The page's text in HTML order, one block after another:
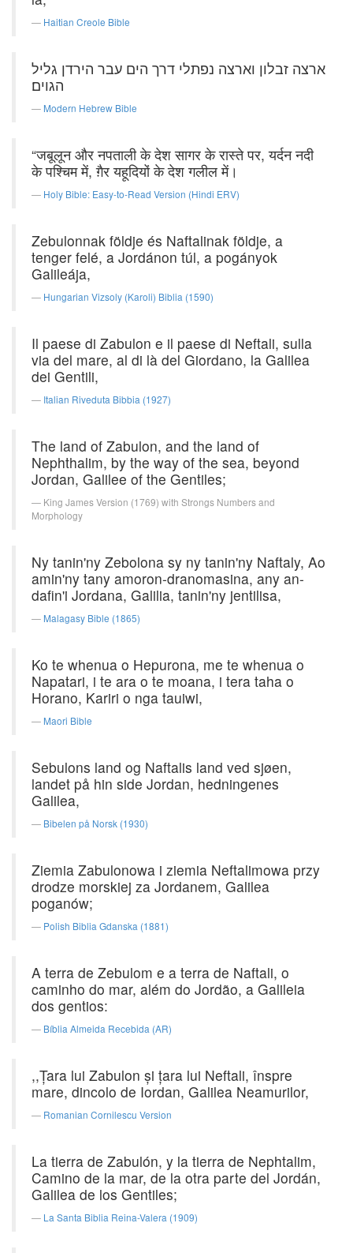
Haitian Creole Bible
ארצה זבלון וארצה נפתלי דרך הים עבר הירדן גליל
הגוים׃
Modern Hebrew Bible
“जबूलून और नपताली के देश सागर के रास्ते पर, यर्दन नदी
के पश्चिम में, ग़ैर यहूदियों के देश गलील में।
Holy Bible: Easy-to-Read Version (Hindi ERV)
Zebulonnak földje és Naftalinak földje, a
tenger felé, a Jordánon túl, a pogányok
Galileája,
Hungarian Vizsoly (Karoli) Biblia (1590)
Il paese di Zabulon e il paese di Neftali, sulla
via del mare, al di là del Giordano, la Galilea
dei Gentili,
Italian Riveduta Bibbia (1927)
The land of Zabulon, and the land of
Nephthalim, by the way of the sea, beyond
Jordan, Galilee of the Gentiles;
King James Version (1769) with Strongs Numbers and
Morphology
Ny tanin'ny Zebolona sy ny tanin'ny Naftaly, Ao
amin'ny tany amoron-dranomasina, any an-
dafin'i Jordana, Galilia, tanin'ny jentilisa,
Malagasy Bible (1865)
Ko te whenua o Hepurona, me te whenua o
Napatari, i te ara o te moana, i tera taha o
Horano, Kariri o nga tauiwi,
Maori Bible
Sebulons land og Naftalis land ved sjøen,
landet på hin side Jordan, hedningenes
Galilea,
Bibelen på Norsk (1930)
Ziemia Zabulonowa i ziemia Neftalimowa przy
drodze morskiej za Jordanem, Galilea
poganów;
Polish Biblia Gdanska (1881)
A terra de Zebulom e a terra de Naftali, o
caminho do mar, além do Jordão, a Galileia
dos gentios:
Bíblia Almeida Recebida (AR)
,,Ţara lui Zabulon şi ţara lui Neftali, înspre
mare, dincolo de Iordan, Galilea Neamurilor,
Romanian Cornilescu Version
La tierra de Zabulón, y la tierra de Nephtalim,
Camino de la mar, de la otra parte del Jordán,
Galilea de los Gentiles;
La Santa Biblia Reina-Valera (1909)